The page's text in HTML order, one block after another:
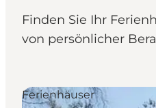
Erlebnisse
Unterkünfte
Reiseplanung
Finden Sie Ihr
von persönlicher
Ferienhäuser